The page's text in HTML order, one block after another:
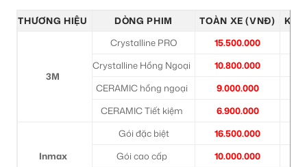
THƯƠNG HIỆU DÒNG PHIM TOÀN XE (VNĐ)
3M
Crystalline PRO 15.500.000
Crystalline Hồng Ngoại
10.800.000
CERAMIC hồng ngoại
9.000.000
CERAMIC Tiết kiệm
6.900.000
Inmax
Gói đặc biệt 16.500.000
Gói cao cấp
10.000.000